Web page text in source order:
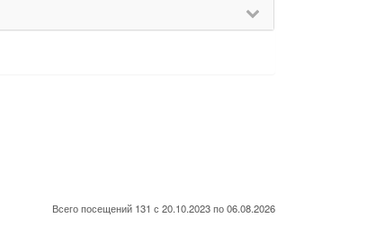
Всего посещений 131 с 20.10.2023 по 06.08.2026